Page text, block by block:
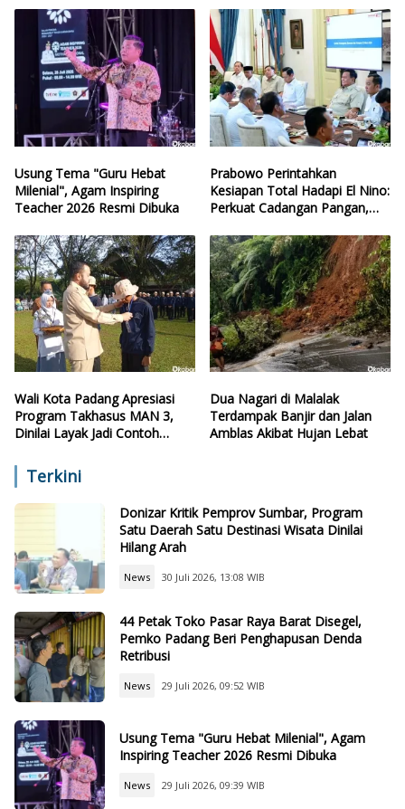
Usung Tema "Guru Hebat
Milenial", Agam Inspiring
Teacher 2026 Resmi Dibuka
Prabowo Perintahkan
Kesiapan Total Hadapi El Nino:
Perkuat Cadangan Pangan,
Wali Kota Padang Apresiasi
Program Takhasus MAN 3,
Dinilai Layak Jadi Contoh
Dua Nagari di Malalak
Terdampak Banjir dan Jalan
Amblas Akibat Hujan Lebat
Terkini
Donizar Kritik Pemprov Sumbar, Program
Satu Daerah Satu Destinasi Wisata Dinilai
Hilang Arah
News 30 Juli 2026, 13:08 WIB
44 Petak Toko Pasar Raya Barat Disegel,
Pemko Padang Beri Penghapusan Denda
Retribusi
News 29 Juli 2026, 09:52 WIB
Usung Tema "Guru Hebat Milenial", Agam
Inspiring Teacher 2026 Resmi Dibuka
News 29 Juli 2026, 09:39 WIB